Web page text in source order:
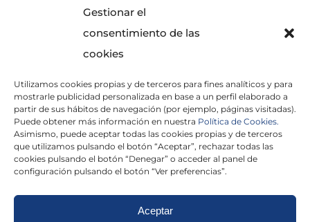
Gestionar el
consentimiento de las
cookies
Utilizamos cookies propias y de terceros para fines analíticos y para
mostrarle publicidad personalizada en base a un perfil elaborado a
partir de sus hábitos de navegación (por ejemplo, páginas visitadas).
Puede obtener más información en nuestra Política de Cookies.
Asimismo, puede aceptar todas las cookies propias y de terceros
que utilizamos pulsando el botón “Aceptar”, rechazar todas las
cookies pulsando el botón “Denegar” o acceder al panel de
configuración pulsando el botón “Ver preferencias”.
Aceptar
He leído y acepto laPolítica de Privacidad
×